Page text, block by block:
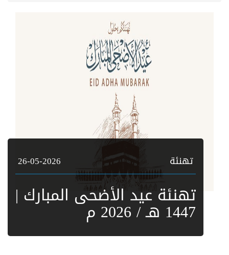
تهنئة 26-05-2026
تهنئة عيد الأضحى المبارك |
1447 هـ / 2026 م